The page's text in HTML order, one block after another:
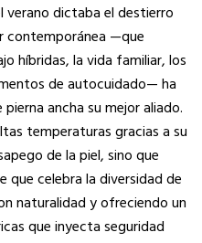
verano dictaba el destierro
contemporánea —que
híbridas, la vida familiar, los
de autocuidado— ha
ancha su mejor aliado.
temperaturas gracias a su
de la piel, sino que
que celebra la diversidad de
naturalidad y ofreciendo un
que inyecta seguridad